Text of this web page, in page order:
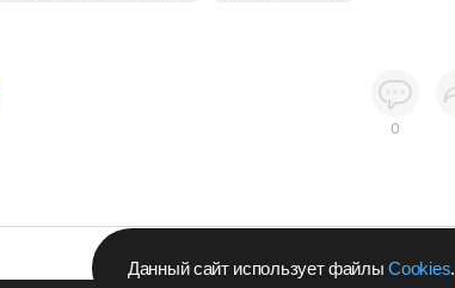
Данный сайт использует файлыCookies.
0